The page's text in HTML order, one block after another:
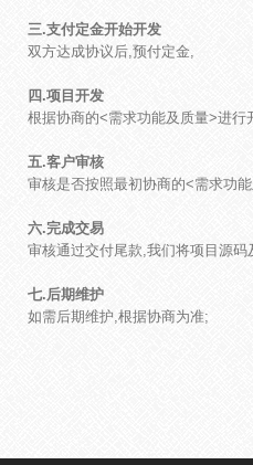
三.支付定金开始开发
双方达成协议后,预付定金,
四.项目开发
根据协商的<需求功能及质量>进行
五.客户审核
审核是否按照最初协商的<需求功
六.完成交易
审核通过交付尾款,我们将项目源
七.后期维护
如需后期维护,根据协商为准;